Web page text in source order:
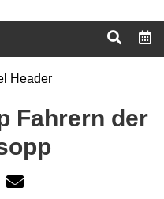
Fahrern der